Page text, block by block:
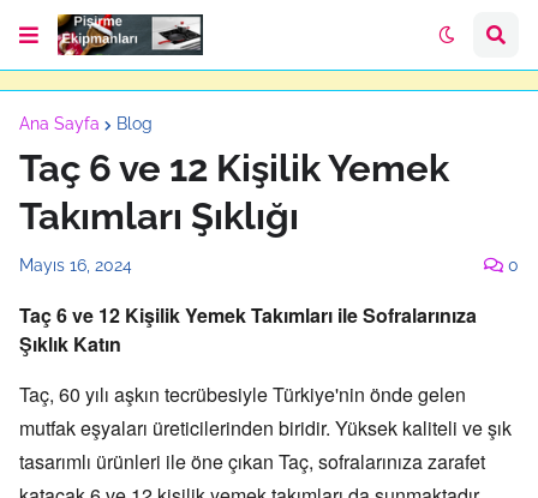
Ana Sayfa Blog
Taç 6 ve 12 Kişilik Yemek
Takımları Şıklığı
Mayıs 16, 2024 0
Taç 6 ve 12 Kişilik Yemek Takımları ile Sofralarınıza
Şıklık Katın
Taç, 60 yılı aşkın tecrübesiyle Türkiye'nin önde gelen
mutfak eşyaları üreticilerinden biridir. Yüksek kaliteli ve şık
tasarımlı ürünleri ile öne çıkan Taç, sofralarınıza zarafet